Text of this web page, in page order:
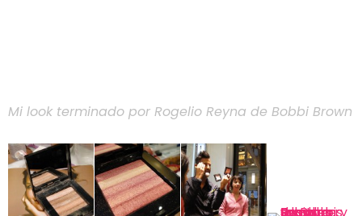
Mi look terminado por Rogelio Reyna de Bobbi Brown